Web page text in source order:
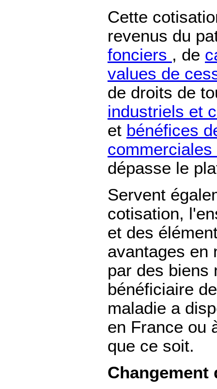
Cette
revenus du
fonciers , de
values de
de droits de
industriels et
et bénéfices
dépasse le
Servent
cotisation,
et des
avantages en
par des biens
bénéficiaire
maladie a
en France ou
que ce soit.